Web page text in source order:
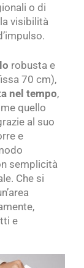
o di
visibilità
robusta e
70 cm),
nel tempo,
quello
al suo
e
semplicità
Che si
e